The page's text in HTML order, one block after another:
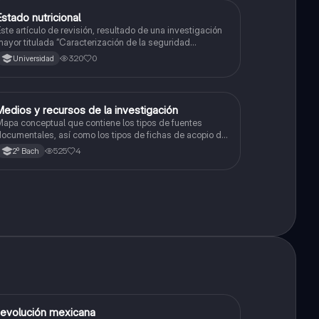
Metodología de la investigación
nutricional
artículo de revisión, resultado de una investigación
titulada “Caracterización de la seguridad
y nutricional en menores que cursan su
infancia”.
Universidad 320 0
Metodología de la investigación
y recursos de la investigación
conceptual que contiene los tipos de fuentes
así como los tipos de fichas de acopio de
para investigaciones.
2º Bach 525 4
Historia mexicana